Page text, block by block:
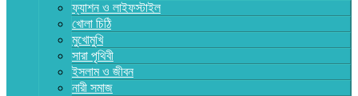
ফ্যাশন ও লাইফস্টাইল
খোলা চিঠি
মুখোমুখি
সারা পৃথিবী
ইসলাম ও জীবন
নারী সমাজ